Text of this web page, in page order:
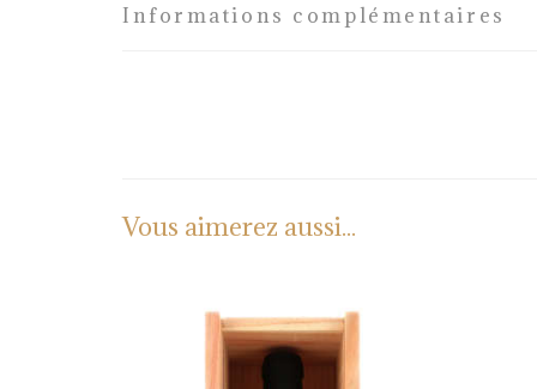
Informations complémentaires
Vous aimerez aussi...